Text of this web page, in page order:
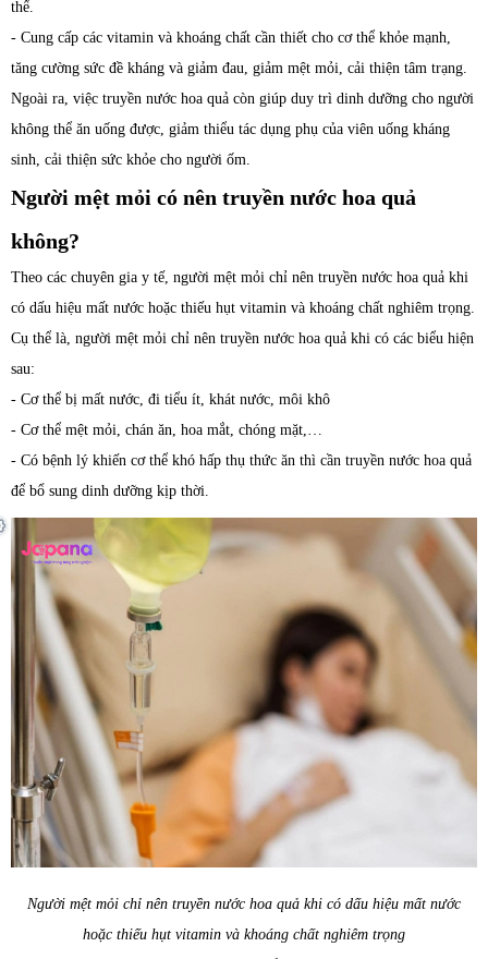
thể.
- Cung cấp các vitamin và khoáng chất cần thiết cho cơ thể khỏe mạnh,
tăng cường sức đề kháng và giảm đau, giảm mệt mỏi, cải thiện tâm trạng.
Ngoài ra, việc truyền nước hoa quả còn giúp duy trì dinh dưỡng cho người
không thể ăn uống được, giảm thiểu tác dụng phụ của viên uống kháng
sinh, cải thiện sức khỏe cho người ốm.
Người mệt mỏi có nên truyền nước hoa quả
không?
Theo các chuyên gia y tế, người mệt mỏi chỉ nên truyền nước hoa quả khi
có dấu hiệu mất nước hoặc thiếu hụt vitamin và khoáng chất nghiêm trọng.
Cụ thể là, người mệt mỏi chỉ nên truyền nước hoa quả khi có các biểu hiện
sau:
- Cơ thể bị mất nước, đi tiểu ít, khát nước, môi khô
- Cơ thể mệt mỏi, chán ăn, hoa mắt, chóng mặt,…
- Có bệnh lý khiến cơ thể khó hấp thụ thức ăn thì cần truyền nước hoa quả
để bổ sung dinh dưỡng kịp thời.
Người mệt mỏi chỉ nên truyền nước hoa quả khi có dấu hiệu mất nước
hoặc thiếu hụt vitamin và khoáng chất nghiêm trọng